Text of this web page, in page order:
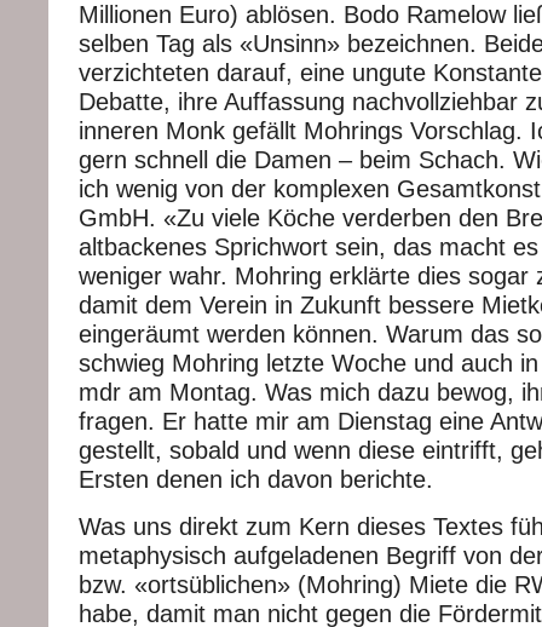
Millionen Euro) ablösen. Bodo Ramelow
selben Tag als «Unsinn» bezeichnen.
verzichteten darauf, eine ungute
Debatte, ihre Auffassung nachvollziehbar
inneren Monk gefällt Mohrings Vorschlag.
gern schnell die Damen – beim Schach.
ich wenig von der komplexen
GmbH. «Zu viele Köche verderben den
altbackenes Sprichwort sein, das macht
weniger wahr. Mohring erklärte dies sogar
damit dem Verein in Zukunft bessere
eingeräumt werden können. Warum das
schwieg Mohring letzte Woche und auch
mdr am Montag. Was mich dazu bewog,
fragen. Er hatte mir am Dienstag eine
gestellt, sobald und wenn diese eintrifft,
Ersten denen ich davon berichte.
Was uns direkt zum Kern dieses Textes
metaphysisch aufgeladenen Begriff von
bzw. «ortsüblichen» (Mohring) Miete die
habe, damit man nicht gegen die